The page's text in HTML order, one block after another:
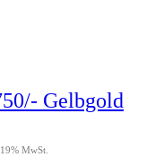
Gelbgold
MwSt.